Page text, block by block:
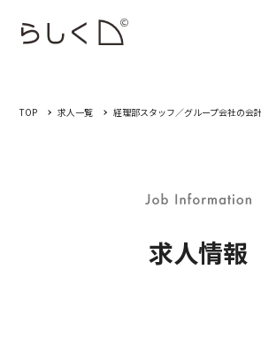
TOP 求人一覧 経理部スタッフ／グループ会社の会
求人情報